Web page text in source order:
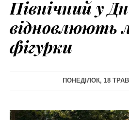
Північний у
відновлюють
фігурки
ПОНЕДІЛОК, 18